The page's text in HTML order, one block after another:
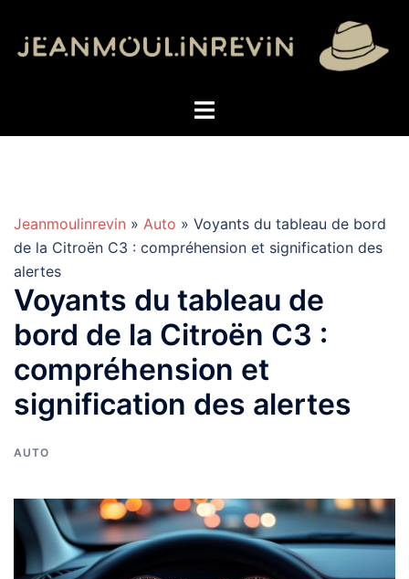
contenu
Jeanmoulinrevin » Auto » Voyants du tableau de bord
de la Citroën C3 : compréhension et signification des
alertes
Voyants du tableau de
bord de la Citroën C3 :
compréhension et
signification des alertes
AUTO